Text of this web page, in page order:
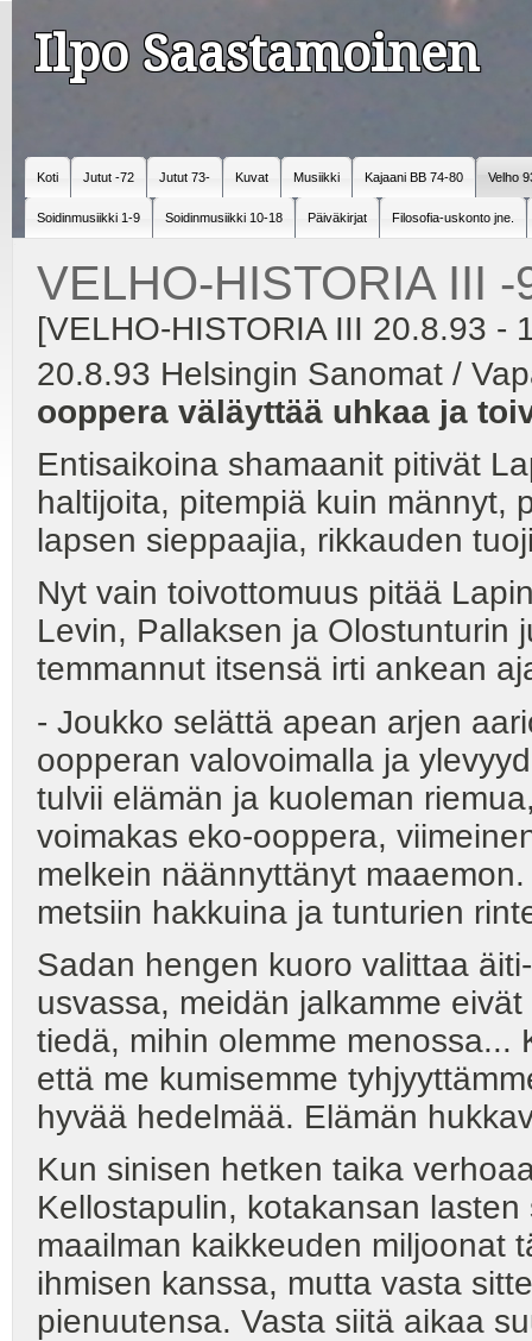
Ilpo Saastamoinen
Koti Jutut -72 Jutut 73- Kuvat Musiikki Kajaani BB 74-80 Velho
Soidinmusiikki 1-9 Soidinmusiikki 10-18 Päiväkirjat Filosofia-uskonto jne.
VELHO-HISTORIA III -
[VELHO-HISTORIA III 20.8.93 -
20.8.93 Helsingin Sanomat /
ooppera väläyttää uhkaa ja
Entisaikoina shamaanit pitivät
haltijoita, pitempiä kuin männyt,
lapsen sieppaajia, rikkauden
Nyt vain toivottomuus pitää
Levin, Pallaksen ja Olostunturin
temmannut itsensä irti ankean
- Joukko selättä apean arjen
oopperan valovoimalla ja
tulvii elämän ja kuoleman
voimakas eko-ooppera,
melkein näännyttänyt
metsiin hakkuina ja tunturien
Sadan hengen kuoro valittaa
usvassa, meidän jalkamme
tiedä, mihin olemme menossa...
että me kumisemme
hyvää hedelmää. Elämän
Kun sinisen hetken taika
Kellostapulin, kotakansan
maailman kaikkeuden miljoonat
ihmisen kanssa, mutta vasta
pienuutensa. Vasta siitä aikaa